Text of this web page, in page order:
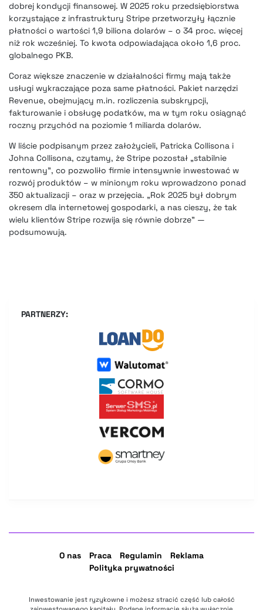
dobrej kondycji finansowej. W 2025 roku przedsiębiorstwa
korzystające z infrastruktury Stripe przetworzyły łącznie
płatności o wartości 1,9 biliona dolarów – o 34 proc. więcej
niż rok wcześniej. To kwota odpowiadająca około 1,6 proc.
globalnego PKB.
Coraz większe znaczenie w działalności firmy mają także
usługi wykraczające poza same płatności. Pakiet narzędzi
Revenue, obejmujący m.in. rozliczenia subskrypcji,
fakturowanie i obsługę podatków, ma w tym roku osiągnąć
roczny przychód na poziomie 1 miliarda dolarów.
W liście podpisanym przez założycieli, Patricka Collisona i
Johna Collisona, czytamy, że Stripe pozostał „stabilnie
rentowny”, co pozwoliło firmie intensywnie inwestować w
rozwój produktów – w minionym roku wprowadzono ponad
350 aktualizacji – oraz w przejęcia. „Rok 2025 był dobrym
okresem dla internetowej gospodarki, a nas cieszy, że tak
wielu klientów Stripe rozwija się równie dobrze” —
podsumowują.
PARTNERZY:
O nas Praca Regulamin
Reklama
Polityka prywatności
Inwestowanie jest ryzykowne i możesz stracić część lub całość